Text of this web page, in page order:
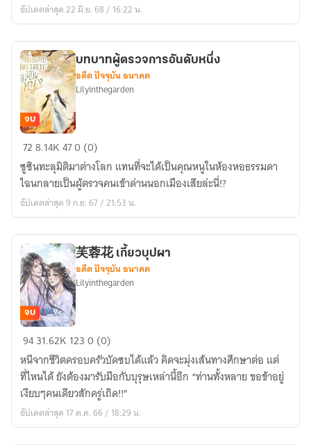
อัปเดตล่าสุด 22 มิ.ย. 68 / 16:22 น.
บทบาท
ตรวจ
การ
อันดับ
จบ
บทบาทผู้ตรวจการอันดับหนึ่ง
อดีต ปัจจุบัน อนาคต
Lilyinthegarden
728.14K470 (0)
ซูซินทะลุมิติมาต่างโลก แทนที่จะได้เป็นคุณหนูในห้องหอธรรมดา
ไฉนกลายเป็นผู้ตรวจคนเข้าด่านนอกเมืองเสียล่ะนี่!?
อัปเดตล่าสุด 9 ก.ย. 67 / 21:53 น.
芙
蓉
花
เกี้ยว
บุปผา
จบ
芙蓉花 เกี้ยวบุปผา
อดีต ปัจจุบัน อนาคต
Lilyinthegarden
9431.62K 1230 (0)
หนีจากชีวิตครอบครัวบัดซบได้แล้ว คิดจะมุ่งเส้นทางศึกษาต่อ แต่
ที่ไหนได้ ยังต้องมารับมือกับบุรุษเหล่านี้อีก “ท่านทั้งหลาย ขอข้าอยู่
เงียบๆคนเดียวสักครู่เถิด!!”
อัปเดตล่าสุด 17 ต.ค. 66 / 18:29 น.